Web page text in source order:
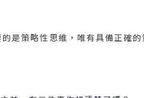
是策略性思維，唯有具備正確